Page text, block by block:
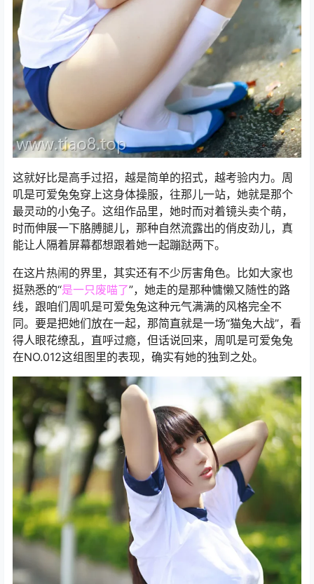
这就好比是高手过招，越是简单的招式，越考验内力。周
叽是可爱兔兔穿上这身体操服，往那儿一站，她就是那个
最灵动的小兔子。这组作品里，她时而对着镜头卖个萌，
时而伸展一下胳膊腿儿，那种自然流露出的俏皮劲儿，真
能让人隔着屏幕都想跟着她一起蹦跶两下。
在这片热闹的界里，其实还有不少厉害角色。比如大家也
挺熟悉的“是一只废喵了”，她走的是那种慵懒又随性的路
线，跟咱们周叽是可爱兔兔这种元气满满的风格完全不
同。要是把她们放在一起，那简直就是一场“猫兔大战”，看
得人眼花缭乱，直呼过瘾，但话说回来，周叽是可爱兔兔
在NO.012这组图里的表现，确实有她的独到之处。